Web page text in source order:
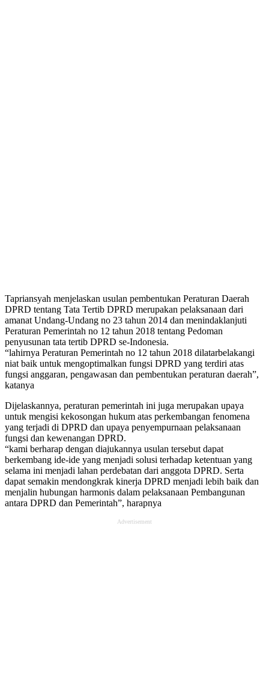
Tapriansyah menjelaskan usulan pembentukan Peraturan Daerah
DPRD tentang Tata Tertib DPRD merupakan pelaksanaan dari
amanat Undang-Undang no 23 tahun 2014 dan menindaklanjuti
Peraturan Pemerintah no 12 tahun 2018 tentang Pedoman
penyusunan tata tertib DPRD se-Indonesia.
“lahirnya Peraturan Pemerintah no 12 tahun 2018 dilatarbelakangi
niat baik untuk mengoptimalkan fungsi DPRD yang terdiri atas
fungsi anggaran, pengawasan dan pembentukan peraturan daerah”,
katanya
Dijelaskannya, peraturan pemerintah ini juga merupakan upaya
untuk mengisi kekosongan hukum atas perkembangan fenomena
yang terjadi di DPRD dan upaya penyempurnaan pelaksanaan
fungsi dan kewenangan DPRD.
“kami berharap dengan diajukannya usulan tersebut dapat
berkembang ide-ide yang menjadi solusi terhadap ketentuan yang
selama ini menjadi lahan perdebatan dari anggota DPRD. Serta
dapat semakin mendongkrak kinerja DPRD menjadi lebih baik dan
menjalin hubungan harmonis dalam pelaksanaan Pembangunan
antara DPRD dan Pemerintah”, harapnya
Advertisement